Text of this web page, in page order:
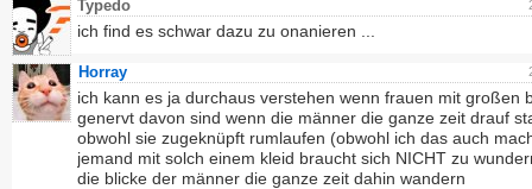
Typedo
ich find es schwar dazu zu onanieren ...
Horray
ich kann es ja durchaus verstehen wenn frauen mit großen
genervt davon sind wenn die männer die ganze zeit drauf
obwohl sie zugeknüpft rumlaufen (obwohl ich das auch
jemand mit solch einem kleid braucht sich NICHT zu
die blicke der männer die ganze zeit dahin wandern